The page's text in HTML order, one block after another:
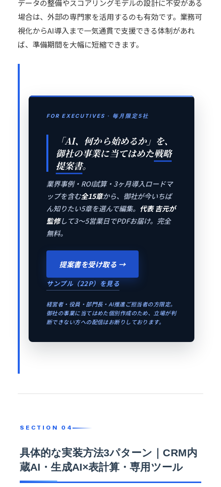
データの整備やスコアリングモデルの設計に不安がある
場合は、外部の専門家を活用するのも有効です。業務可
視化からAI導入まで一気通貫で支援できる体制があれ
ば、準備期間を大幅に短縮できます。
FOR EXECUTIVES · 毎月限定5社
「AI、何から始めるか」を、
御社の事業に当てはめた戦略
提案書。
業界事例・ROI試算・3ヶ月導入ロードマ
ップを含む全15章から、御社が今いちば
ん知りたい5章を選んで編集。 代表 吉元が
監修して3〜5営業日でPDFお届け。完全
無料。
提案書を受け取る →
サンプル（22P）を見る
経営者・役員・部門長・AI推進ご担当者の方限定。
御社の事業に当てはめた個別作成のため、立場が判
断できない方への配信はお断りしております。
具体的な実装方法3パターン｜CRM内
蔵AI・生成AI×表計算・専用ツール